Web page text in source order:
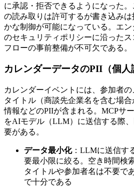
に承認・拒否できるようになった
の読み取りは許可するが書き込み
かな制御が可能になっている。エ
のセキュリティポリシーに沿った
フローの事前整備が不可欠である。
カレンダーデータのPII（個
カレンダーイベントには、参加者
タイトル（商談先企業名を含む場
情報などのPIIが含まれる。MCPサ
をAIモデル（LLM）に送信する際
要がある。
データ最小化：LLMに送信す
要最小限に絞る。空き時間検
タイトルや参加者名は不要で
で十分である